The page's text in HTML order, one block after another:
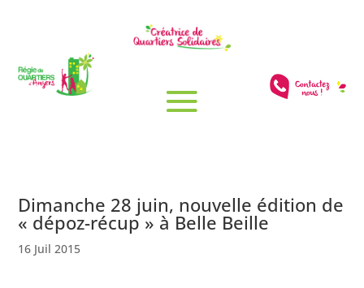
Dimanche 28 juin, nouvelle édition de
« dépoz-récup » à Belle Beille
16 Juil 2015